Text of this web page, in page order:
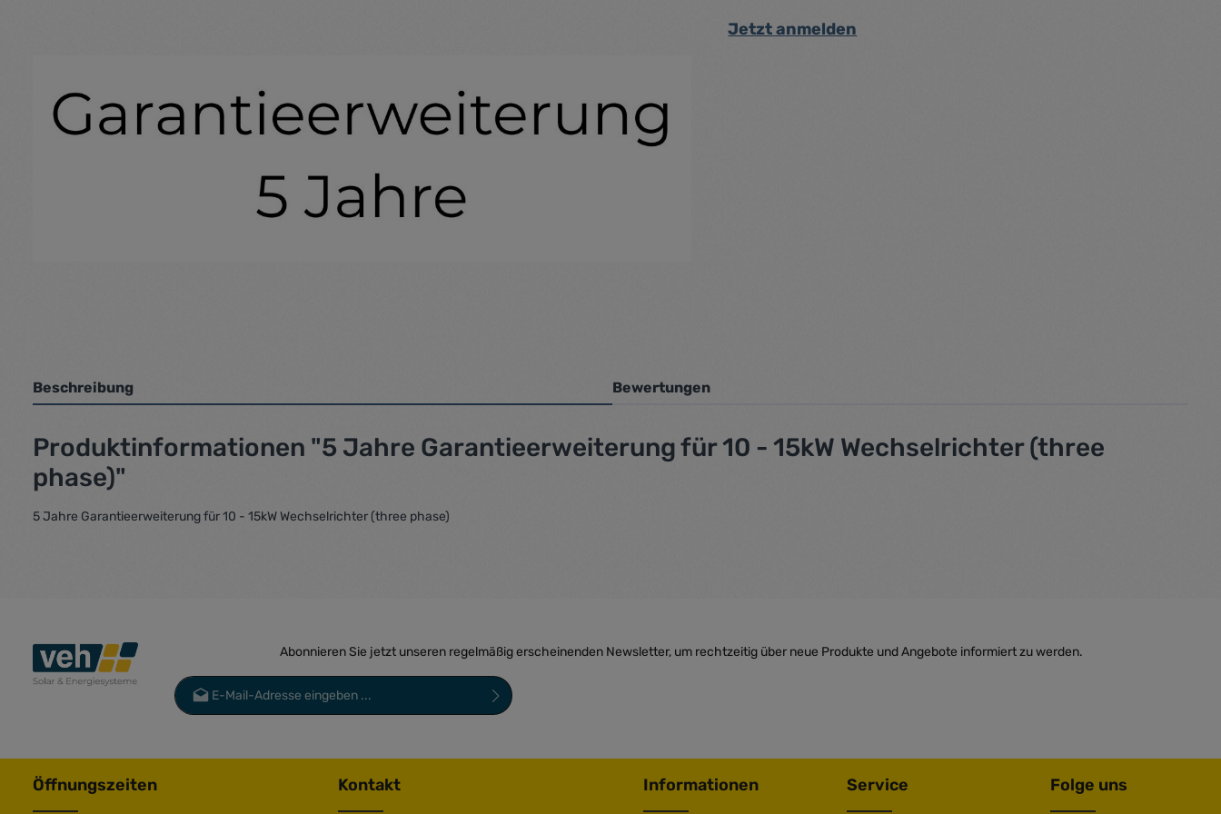
Jetzt anmelden
Beschreibung Bewertungen
Produktinformationen "5 Jahre Garantieerweiterung für 10 - 15kW Wechselrichter (three
phase)"
5 Jahre Garantieerweiterung für 10 - 15kW Wechselrichter (three phase)
Abonnieren Sie jetzt unseren regelmäßig erscheinenden Newsletter, um rechtzeitig über neue Produkte und Angebote informiert zu werden.
E-Mail-Adresse*
Ich habe dieDatenschutzbestimmungenzur Kenntnis
gelesen und bin mit ihnen
Öffnungszeiten Kontakt Informationen Service Folge uns